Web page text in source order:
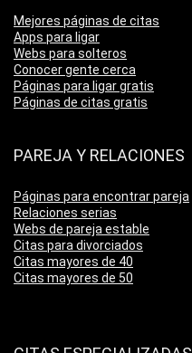
Mejores páginas de citas
Apps para ligar
Webs para solteros
Conocer gente cerca
Páginas para ligar gratis
Páginas de citas gratis
PAREJA Y RELACIONES
Páginas para encontrar pareja
Relaciones serias
Webs de pareja estable
Citas para divorciados
Citas mayores de 40
Citas mayores de 50